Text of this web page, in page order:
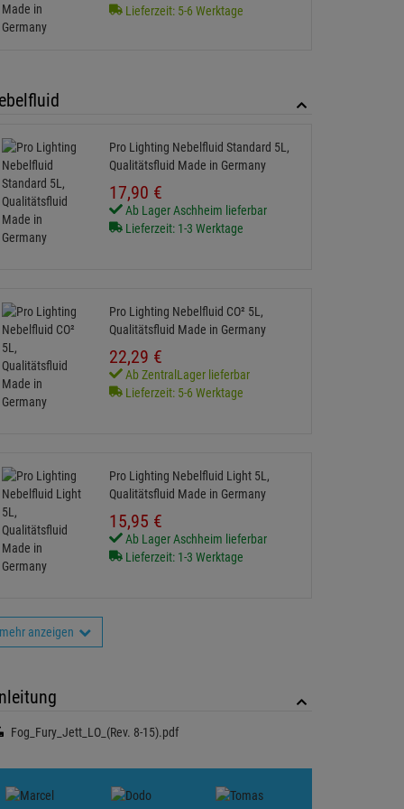
Lieferzeit: 5-6 Werktage
Pro Lighting Nebelfluid Standard 5L,
Qualitätsfluid Made in Germany
17,90 €
Ab Lager Aschheim lieferbar
Lieferzeit: 1-3 Werktage
Pro Lighting Nebelfluid CO² 5L,
Qualitätsfluid Made in Germany
22,29 €
Ab ZentralLager lieferbar
Lieferzeit: 5-6 Werktage
Pro Lighting Nebelfluid Light 5L,
Qualitätsfluid Made in Germany
15,95 €
Ab Lager Aschheim lieferbar
Lieferzeit: 1-3 Werktage
mehr anzeigen
Fog_Fury_Jett_LO_(Rev. 8-15).pdf